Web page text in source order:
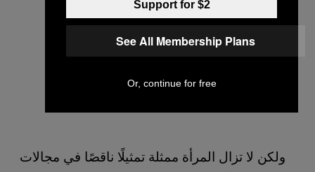
ولكن لا تزال المرأة ممثلة تمثيلًا ناقصًا في مجالات
Support for $2
See All Membership Plans
Or, continue for free